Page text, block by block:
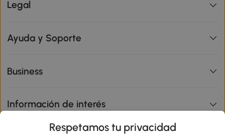
Legal
Ayuda y Soporte
Business
Información de interés
Respetamos tu privacidad